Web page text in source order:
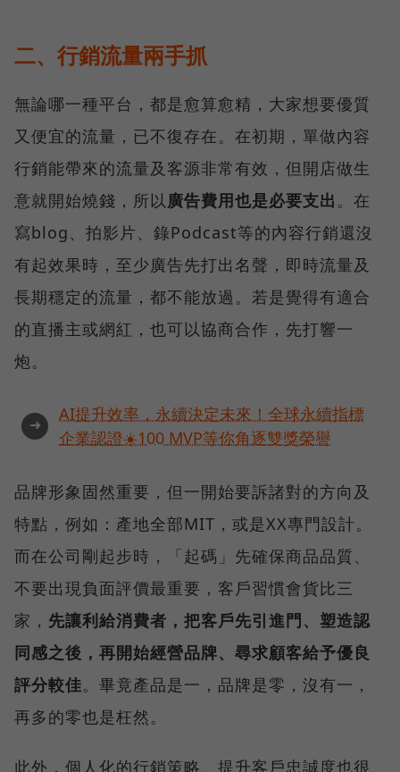
二、行銷流量兩手抓
無論哪一種平台，都是愈算愈精，大家想要優質
又便宜的流量，已不復存在。在初期，單做內容
行銷能帶來的流量及客源非常有效，但開店做生
意就開始燒錢，所以廣告費用也是必要支出 。在
寫blog、拍影片、錄Podcast等的內容行銷還沒
有起效果時，至少廣告先打出名聲，即時流量及
長期穩定的流量，都不能放過。若是覺得有適合
的直播主或網紅，也可以協商合作，先打響一
炮。
➜
AI提升效率，永續決定未來！全球永續指標
企業認證☀️100 MVP等你角逐雙獎榮譽
品牌形象固然重要，但一開始要訴諸對的方向及
特點，例如：產地全部MIT，或是XX專門設計。
而在公司剛起步時，「起碼」先確保商品品質、
不要出現負面評價最重要，客戶習慣會貨比三
家， 先讓利給消費者，把客戶先引進門、塑造認
同感之後，再開始經營品牌、尋求顧客給予優良
評分較佳。畢竟產品是一，品牌是零，沒有一，
再多的零也是枉然。
此外，個人化的行銷策略、提升客戶忠誠度也很